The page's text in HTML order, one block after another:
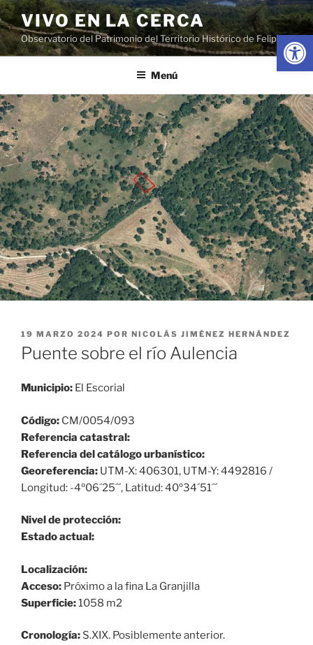
Abrir
Saltar
al
contenido
VIVO EN LA CERCA
Observatorio del Patrimonio del Territorio Histórico de Felipe II
Menú
PUBLICADO
EL
19 MARZO 2024 POR NICOLÁS JIMÉNEZ HERNÁNDEZ
Puente sobre el río Aulencia
Municipio: El Escorial
Código: CM/0054/093
Referencia catastral:
Referencia del catálogo urbanístico:
Georeferencia: UTM-X: 406301, UTM-Y: 4492816 /
Longitud: -4º06´25´´, Latitud: 40º34´51´´
Nivel de protección:
Estado actual:
Localización:
Acceso: Próximo a la fina La Granjilla
Superficie:1058 m2
Cronología: S.XIX. Posiblemente anterior.